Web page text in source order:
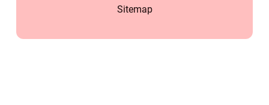
Sitemap